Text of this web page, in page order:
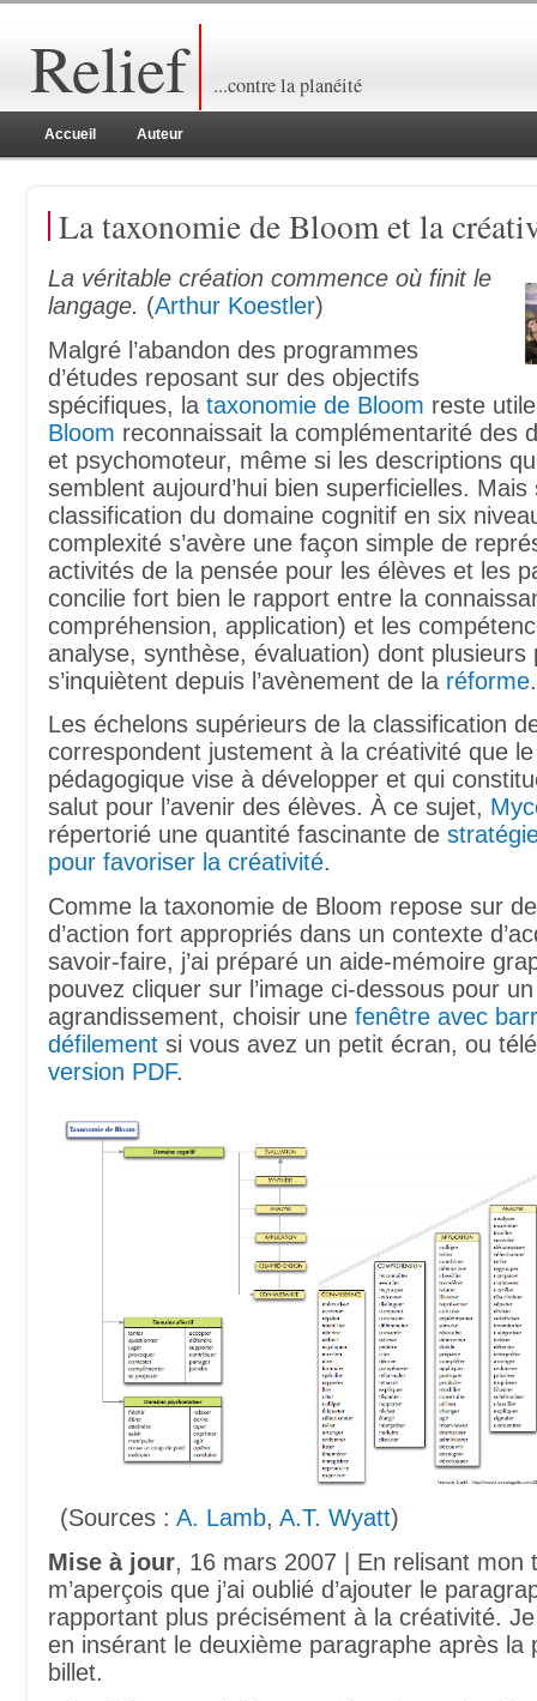
Relief ...contre la planéité
Accueil Auteur
La taxonomie de Bloom et la
La véritable création commence où finit le
langage. (Arthur Koestler)
Malgré l’abandon des programmes
d’études reposant sur des objectifs
spécifiques, la taxonomie de Bloom reste
Bloom reconnaissait la complémentarité des
et psychomoteur, même si les descriptions
semblent aujourd’hui bien superficielles.
classification du domaine cognitif en six
complexité s’avère une façon simple de
activités de la pensée pour les élèves et les
concilie fort bien le rapport entre la
compréhension, application) et les
analyse, synthèse, évaluation) dont plusieurs
s’inquiètent depuis l’avènement de la réforme.
Les échelons supérieurs de la classification
correspondent justement à la créativité que
pédagogique vise à développer et qui
salut pour l’avenir des élèves. À ce sujet,
répertorié une quantité fascinante de
pour favoriser la créativité.
Comme la taxonomie de Bloom repose sur
d’action fort appropriés dans un contexte
savoir-faire, j’ai préparé un aide-mémoire
pouvez cliquer sur l’image ci-dessous pour un
agrandissement, choisir une fenêtre avec
défilement si vous avez un petit écran, ou
version PDF.
(Sources : A. Lamb, A.T. Wyatt)
Mise à jour, 16 mars 2007 | En relisant mon
m’aperçois que j’ai oublié d’ajouter le
rapportant plus précisément à la créativité. Je
en insérant le deuxième paragraphe après la
billet.